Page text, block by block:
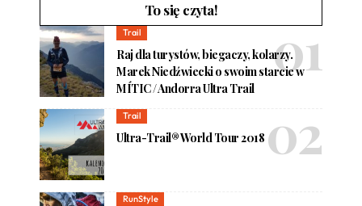
To się czyta!
Trail
Raj dla turystów, biegaczy, kolarzy.
Marek Niedźwiecki o swoim starcie w
MÍTIC / Andorra Ultra Trail
Trail
Ultra-Trail® World Tour 2018
RunStyle